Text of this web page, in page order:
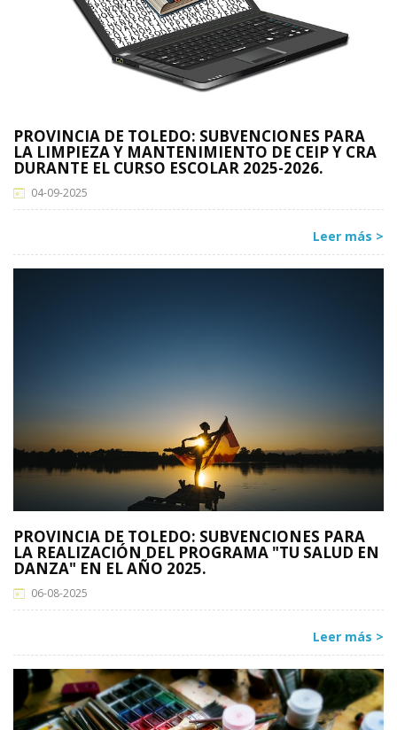
PROVINCIA DE TOLEDO: SUBVENCIONES PARA
LA LIMPIEZA Y MANTENIMIENTO DE CEIP Y CRA
DURANTE EL CURSO ESCOLAR 2025-2026.
04-09-2025
Leer más >
PROVINCIA DE TOLEDO: SUBVENCIONES PARA
LA REALIZACIÓN DEL PROGRAMA "TU SALUD EN
DANZA" EN EL AÑO 2025.
06-08-2025
Leer más >